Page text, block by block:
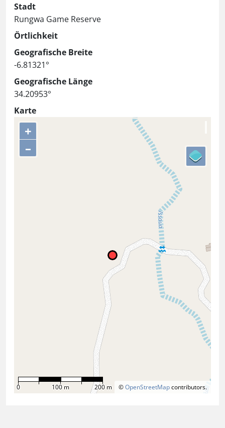
Stadt
Rungwa Game Reserve
Örtlichkeit
Geografische Breite
-6.81321°
Geografische Länge
34.20953°
Karte
+
–
©OpenStreetMapcontributors.
0 100 m 200 m